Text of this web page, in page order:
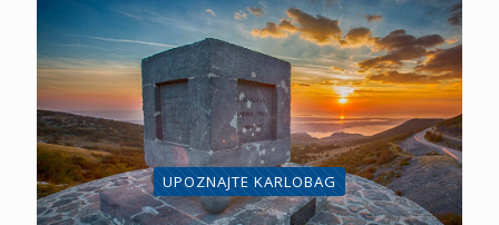
UPOZNAJTE KARLOBAG